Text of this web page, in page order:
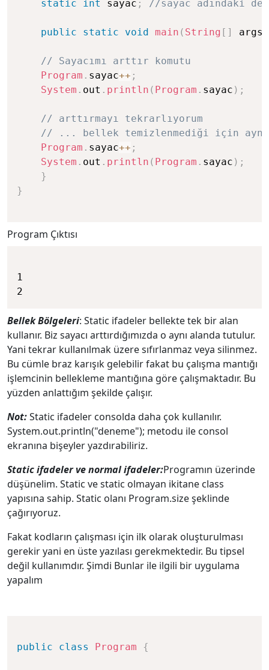
static int sayac ; //sayac adındaki
public static void main ( String [ ] args
// Sayacımı arttır komutu
Program . sayac++ ;
System . out . println ( Program . sayac ) ;
// arttırmayı tekrarlıyorum
// ... bellek temizlenmediği için
Program . sayac++ ;
System . out . println ( Program . sayac ) ;
}
}
Program Çıktısı
1
Bellek Bölgeleri: Static ifadeler bellekte tek bir alan
kullanır. Biz sayacı arttırdığımızda o aynı alanda tutulur.
Yani tekrar kullanılmak üzere sıfırlanmaz veya silinmez.
Bu cümle braz karışık gelebilir fakat bu çalışma mantığı
işlemcinin bellekleme mantığına göre çalışmaktadır. Bu
yüzden anlattığım şekilde çalışır.
Not:Static ifadeler consolda daha çok kullanılır.
System.out.println("deneme"); metodu ile consol
ekranına bişeyler yazdırabiliriz.
Static ifadeler ve normal ifadeler:Programın üzerinde
düşünelim. Static ve static olmayan ikitane class
yapısına sahip. Static olanı Program.size şeklinde
çağırıyoruz.
Fakat kodların çalışması için ilk olarak oluşturulması
gerekir yani en üste yazılası gerekmektedir. Bu tipsel
değil kullanımdır. Şimdi Bunlar ile ilgili bir uygulama
yapalım
public class Program {